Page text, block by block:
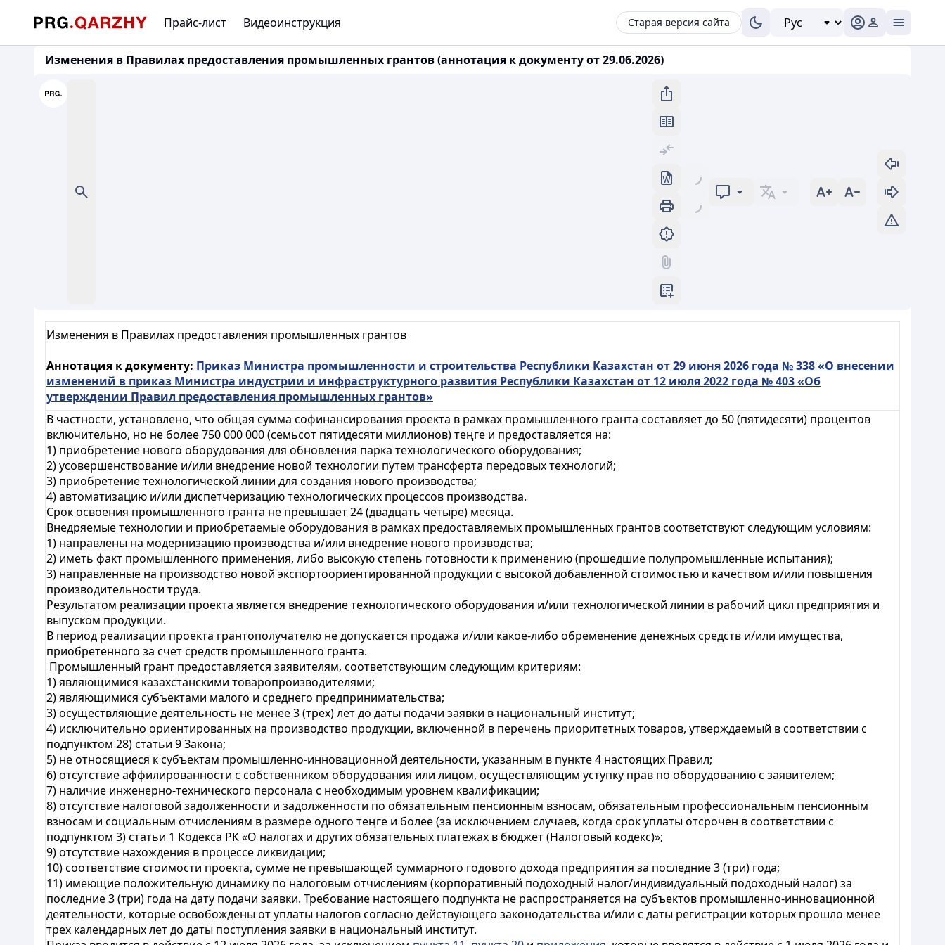
Прайс-лист Видеоинструкция Старая версия сайта
Изменения в Правилах предоставления промышленных грантов (аннотация к документу от 29.06.2026)
Изменения в Правилах предоставления промышленных грантов
Аннотация к документу: Приказ Министра промышленности и строительства Республики Казахстан от 29 июня 2026 года № 338 «О внесении
изменений в приказ Министра индустрии и инфраструктурного развития Республики Казахстан от 12 июля 2022 года № 403 «Об
утверждении Правил предоставления промышленных грантов»
В частности, установлено, что общая сумма софинансирования проекта в рамках промышленного гранта составляет до 50 (пятидесяти) процентов
включительно, но не более 750 000 000 (семьсот пятидесяти миллионов) теңге и предоставляется на:
1) приобретение нового оборудования для обновления парка технологического оборудования;
2) усовершенствование и/или внедрение новой технологии путем трансферта передовых технологий;
3) приобретение технологической линии для создания нового производства;
4) автоматизацию и/или диспетчеризацию технологических процессов производства.
Срок освоения промышленного гранта не превышает 24 (двадцать четыре) месяца.
Внедряемые технологии и приобретаемые оборудования в рамках предоставляемых промышленных грантов соответствуют следующим условиям:
1) направлены на модернизацию производства и/или внедрение нового производства;
2) иметь факт промышленного применения, либо высокую степень готовности к применению (прошедшие полупромышленные испытания);
3) направленные на производство новой экспортоориентированной продукции с высокой добавленной стоимостью и качеством и/или повышения
производительности труда.
Результатом реализации проекта является внедрение технологического оборудования и/или технологической линии в рабочий цикл предприятия и
выпуском продукции.
В период реализации проекта грантополучателю не допускается продажа и/или какое-либо обременение денежных средств и/или имущества,
приобретенного за счет средств промышленного гранта.
Промышленный грант предоставляется заявителям, соответствующим следующим критериям:
1) являющимися казахстанскими товаропроизводителями;
2) являющимися субъектами малого и среднего предпринимательства;
3) осуществляющие деятельность не менее 3 (трех) лет до даты подачи заявки в национальный институт;
4) исключительно ориентированных на производство продукции, включенной в перечень приоритетных товаров, утверждаемый в соответствии с
подпунктом 28) статьи 9 Закона;
5) не относящиеся к субъектам промышленно-инновационной деятельности, указанным в пункте 4 настоящих Правил;
6) отсутствие аффилированности с собственником оборудования или лицом, осуществляющим уступку прав по оборудованию с заявителем;
7) наличие инженерно-технического персонала с необходимым уровнем квалификации;
8) отсутствие налоговой задолженности и задолженности по обязательным пенсионным взносам, обязательным профессиональным пенсионным
взносам и социальным отчислениям в размере одного теңге и более (за исключением случаев, когда срок уплаты отсрочен в соответствии с
подпунктом 3) статьи 1 Кодекса РК «О налогах и других обязательных платежах в бюджет (Налоговый кодекс)»;
9) отсутствие нахождения в процессе ликвидации;
10) соответствие стоимости проекта, сумме не превышающей суммарного годового дохода предприятия за последние 3 (три) года;
11) имеющие положительную динамику по налоговым отчислениям (корпоративный подоходный налог/индивидуальный подоходный налог) за
последние 3 (три) года на дату подачи заявки. Требование настоящего подпункта не распространяется на субъектов промышленно-инновационной
деятельности, которые освобождены от уплаты налогов согласно действующего законодательства и/или с даты регистрации которых прошло менее
трех календарных лет до даты поступления заявки в национальный институт.